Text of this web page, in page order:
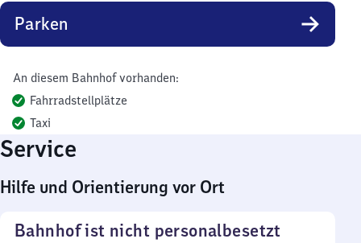
Parken
An diesem Bahnhof vorhanden:
Fahrradstellplätze
Taxi
Service
Hilfe und Orientierung vor Ort
Bahnhof ist nicht personalbesetzt